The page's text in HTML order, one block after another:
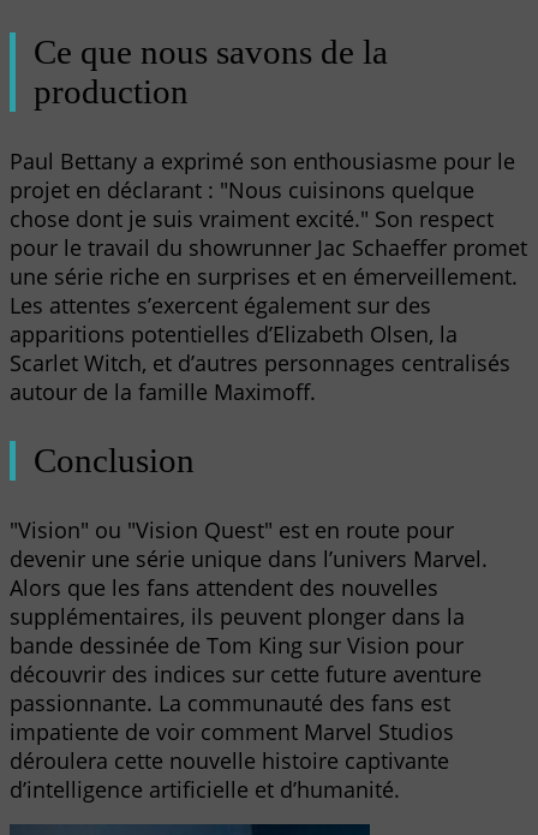
Ce que nous savons de la
production
Paul Bettany a exprimé son enthousiasme pour le
projet en déclarant : "Nous cuisinons quelque
chose dont je suis vraiment excité." Son respect
pour le travail du showrunner Jac Schaeffer promet
une série riche en surprises et en émerveillement.
Les attentes s’exercent également sur des
apparitions potentielles d’Elizabeth Olsen, la
Scarlet Witch, et d’autres personnages centralisés
autour de la famille Maximoff.
Conclusion
"Vision" ou "Vision Quest" est en route pour
devenir une série unique dans l’univers Marvel.
Alors que les fans attendent des nouvelles
supplémentaires, ils peuvent plonger dans la
bande dessinée de Tom King sur Vision pour
découvrir des indices sur cette future aventure
passionnante. La communauté des fans est
impatiente de voir comment Marvel Studios
déroulera cette nouvelle histoire captivante
d’intelligence artificielle et d’humanité.